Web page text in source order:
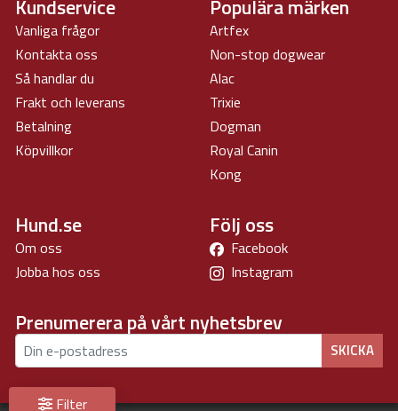
Filter
Kundservice
Vanliga frågor
Kontakta oss
Så handlar du
Frakt och leverans
Betalning
Köpvillkor
Populära märken
Artfex
Non-stop dogwear
Alac
Trixie
Dogman
Royal Canin
Kong
Hund.se
Om oss
Jobba hos oss
Följ oss
Facebook
Instagram
Prenumerera på vårt nyhetsbrev
SKICKA